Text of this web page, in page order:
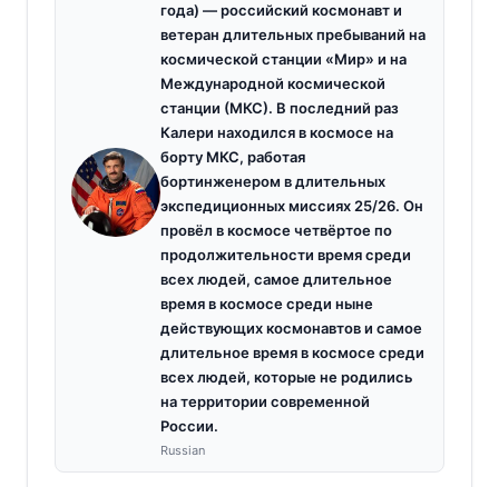
года) — российский космонавт и
ветеран длительных пребываний на
космической станции «Мир» и на
Международной космической
станции (МКС). В последний раз
Калери находился в космосе на
борту МКС, работая
бортинженером в длительных
экспедиционных миссиях 25/26. Он
провёл в космосе четвёртое по
продолжительности время среди
всех людей, самое длительное
время в космосе среди ныне
действующих космонавтов и самое
длительное время в космосе среди
всех людей, которые не родились
на территории современной
России.
Russian